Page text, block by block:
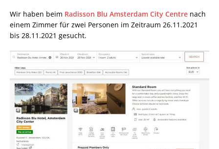
Wir haben beim Radisson Blu Amsterdam City Centre nach
einem Zimmer für zwei Personen im Zeitraum 26.11.2021
bis 28.11.2021 gesucht.